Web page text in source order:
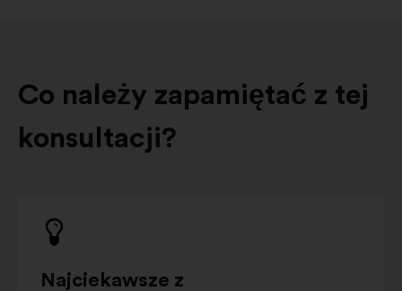
Co należy zapamiętać z tej
konsultacji?
Najciekawsze z